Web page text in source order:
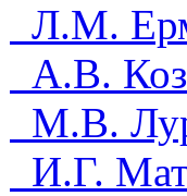
Л.М.
А.В.
М.В.
И.Г.